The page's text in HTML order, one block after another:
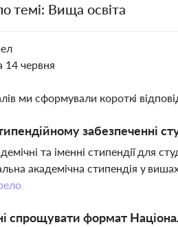
темі: Вища освіта
14 червня
ми сформували короткі
забезпеченні
та іменні стипендії для
академічна стипендія у
спрощувати формат